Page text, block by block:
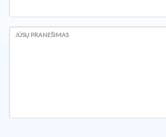
JŪSŲ PRANEŠIMAS